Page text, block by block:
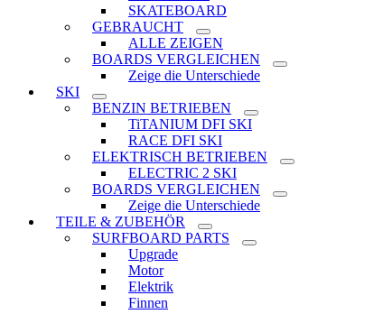
SKATEBOARD
GEBRAUCHT
ALLE ZEIGEN
BOARDS VERGLEICHEN
Zeige die Unterschiede
SKI
BENZIN BETRIEBEN
TiTANIUM DFI SKI
RACE DFI SKI
ELEKTRISCH BETRIEBEN
ELECTRIC 2 SKI
BOARDS VERGLEICHEN
Zeige die Unterschiede
TEILE & ZUBEHÖR
SURFBOARD PARTS
Upgrade
Motor
Elektrik
Finnen